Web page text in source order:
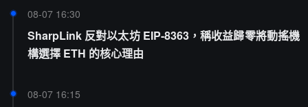
08-07 16:30
SharpLink 反對以太坊 EIP-8363，稱收益歸零將動搖機
構選擇 ETH 的核心理由
08-07 16:15